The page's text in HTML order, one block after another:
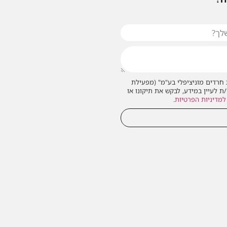
מוניציפלי בע"מ" (מפעילת
ת לעיין במידע, לבקש את תיקונו או
למדיניות הפרטיות.